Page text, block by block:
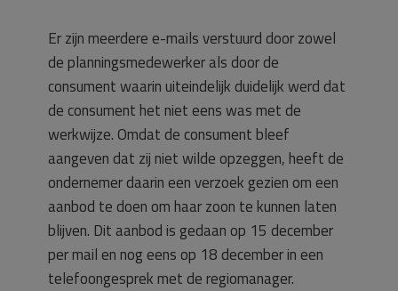
Er zijn meerdere e-mails verstuurd door zowel
de planningsmedewerker als door de
consument waarin uiteindelijk duidelijk werd dat
de consument het niet eens was met de
werkwijze. Omdat de consument bleef
aangeven dat zij niet wilde opzeggen, heeft de
ondernemer daarin een verzoek gezien om een
aanbod te doen om haar zoon te kunnen laten
blijven. Dit aanbod is gedaan op 15 december
per mail en nog eens op 18 december in een
telefoongesprek met de regiomanager.